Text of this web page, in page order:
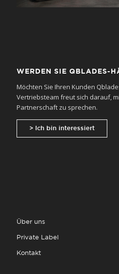
WERDEN SIE QBLADES-
Möchten Sie Ihren Kunden
Vertriebsteam freut sich darauf,
Partnerschaft zu sprechen.
> Ich bin interessiert
Über uns
Private Label
Kontakt